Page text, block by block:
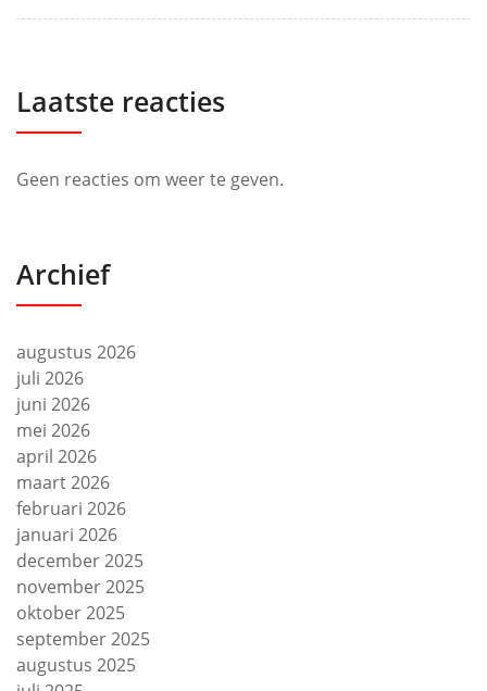
Laatste reacties
Geen reacties om weer te geven.
Archief
augustus 2026
juli 2026
juni 2026
mei 2026
april 2026
maart 2026
februari 2026
januari 2026
december 2025
november 2025
oktober 2025
september 2025
augustus 2025